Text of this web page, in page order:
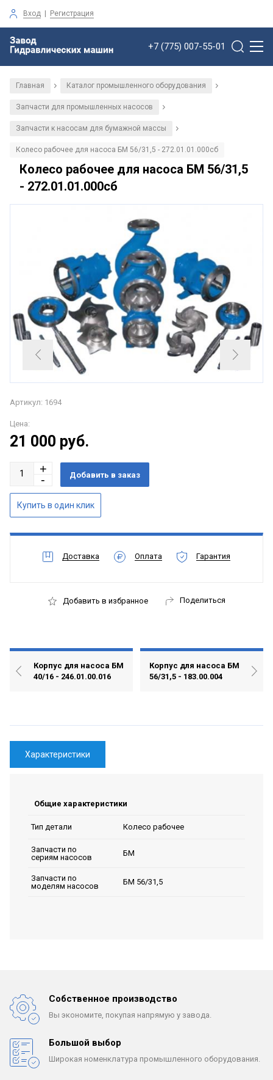
Вход | Регистрация
+7 (775) 007-55-01
Главная / Каталог промышленного оборудования /
Запчасти для промышленных насосов /
Запчасти к насосам для бумажной массы /
Колесо рабочее для насоса БМ 56/31,5 - 272.01.01.000сб
Колесо рабочее для насоса БМ 56/31,5
- 272.01.01.000сб
Артикул: 1694
Цена:
21 000 руб.
Доставка Оплата Гарантия
Добавить в избранное Поделиться
Корпус для насоса БМ
40/16 - 246.01.00.016
Корпус для насоса БМ
56/31,5 - 183.00.004
Характеристики
Общие характеристики
Тип детали Колесо рабочее
Запчасти по
сериям насосов
БМ
Запчасти по
моделям насосов
БМ 56/31,5
Собственное производство
Вы экономите, покупая напрямую у завода.
Большой выбор
Широкая номенклатура промышленного оборудования.